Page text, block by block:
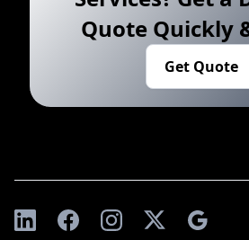
Quote Quickly
Get Quote